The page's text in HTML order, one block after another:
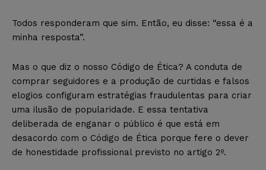
Todos responderam que sim. Então, eu disse: “essa é a
minha resposta”.
Mas o que diz o nosso Código de Ética? A conduta de
comprar seguidores e a produção de curtidas e falsos
elogios configuram estratégias fraudulentas para criar
uma ilusão de popularidade. E essa tentativa
deliberada de enganar o público é que está em
desacordo com o Código de Ética porque fere o dever
de honestidade profissional previsto no artigo 2º.